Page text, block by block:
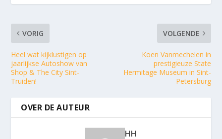
VORIG
Heel wat kijklustigen op
jaarlijkse Autoshow van
Shop & The City Sint-
Truiden!
VOLGENDE
Koen Vanmechelen in
prestigieuze State
Hermitage Museum in Sint-
Petersburg
OVER DE AUTEUR
HH